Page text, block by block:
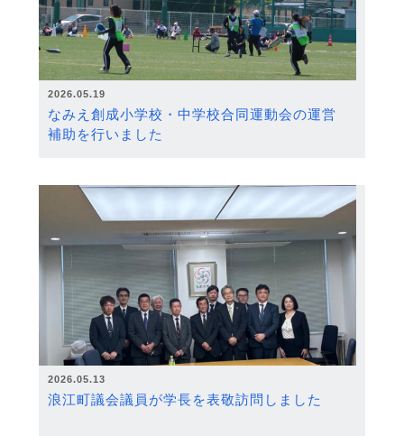
2026.05.19
なみえ創成小学校・中学校合同運動会の運営
補助を行いました
2026.05.13
浪江町議会議員が学長を表敬訪問しました